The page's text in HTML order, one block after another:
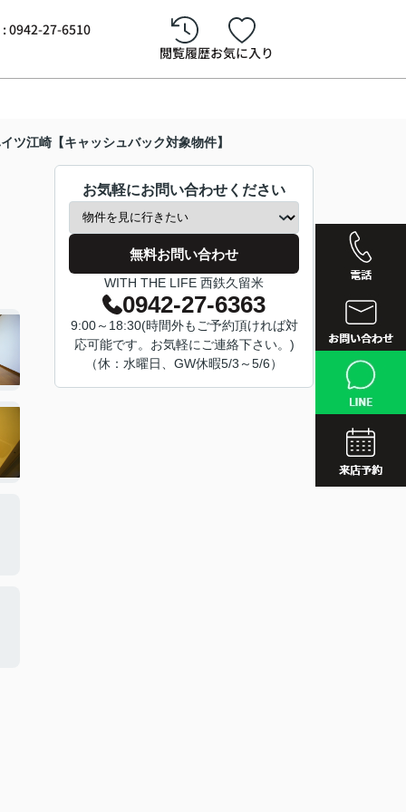
0942-27-6510
閲覧履歴お気に入り
西鉄久
JR久留
西鉄久
JR久留
ツ江崎【キャッシュバック対象物件】
お気軽にお問い合わせください
無料お問い合わせ
WITH THE LIFE 西鉄久留米
0942-27-6363
9:00～18:30(時間外もご予約頂ければ対
応可能です。お気軽にご連絡下さい。)
（休：水曜日、GW休暇5/3～5/6）